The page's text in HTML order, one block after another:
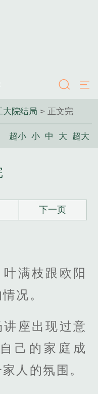
大院结局 > 正文完
超小 小 中 大 超大
下一页
满枝跟欧阳
况。
座出现过意
己的家庭成
人的氛围。